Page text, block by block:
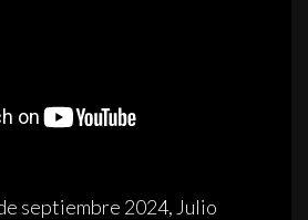
septiembre 2024, Julio